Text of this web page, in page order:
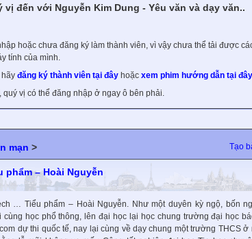
vị đến với Nguyễn Kim Dung - Yêu văn và dạy văn..
hoặc chưa đăng ký làm thành viên, vì vậy chưa thể tải được
tính của mình.
hãy đăng ký thành viên tại đây hoặc xem phim hướng dẫn tại đây
quý vị có thể đăng nhập ở ngay ô bên phải.
mạn > Tạo
phẩm – Hoài Nguyễn
… Tiểu phẩm – Hoài Nguyễn. Như một duyên kỳ ngộ, bốn
cùng học phổ thông, lên đại học lại học chung trường đại học
dự thi quốc tế, nay lại cùng về dạy chung một trường THCS ở